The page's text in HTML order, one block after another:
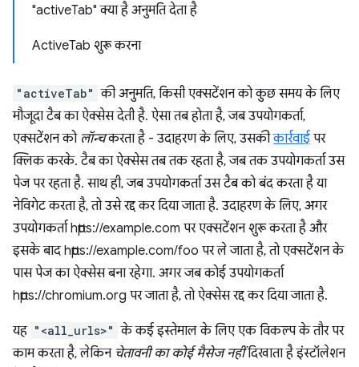
"activeTab" क्या है अनुमति देता है
ActiveTab शुरू करना
"activeTab" की अनुमति, किसी एक्सटेंशन को कुछ समय के लिए
मौजूदा टैब का ऐक्सेस देती है. ऐसा तब होता है, जब उपयोगकर्ता,
एक्सटेंशन को लॉन्चकरता है - उदाहरण के लिए, उसकीकार्रवाई पर
क्लिक करके. टैब का ऐक्सेस तब तक रहता है, जब तक उपयोगकर्ता उस
पेज पर रहता है. साथ ही, जब उपयोगकर्ता उस टैब को बंद करता है या
नेविगेट करता है, तो उसे रद्द कर दिया जाता है. उदाहरण के लिए, अगर
उपयोगकर्ता https://example.com पर एक्सटेंशन शुरू करता है और
इसके बाद https://example.com/foo पर ले जाता है, तो एक्सटेंशन के
पास पेज का ऐक्सेस बना रहेगा. अगर जब कोई उपयोगकर्ता
https://chromium.org पर जाता है, तो ऐक्सेस रद्द कर दिया जाता है.
यह "<all_urls>" के कई इस्तेमाल के लिए एक विकल्प के तौर पर
काम करता है, लेकिन चेतावनी का कोई मैसेज नहींदिखाता है इंस्टॉलेशन